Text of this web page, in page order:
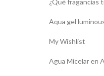
¿Qué fragancias
Aqua gel
My Wishlist
Agua Micelar en